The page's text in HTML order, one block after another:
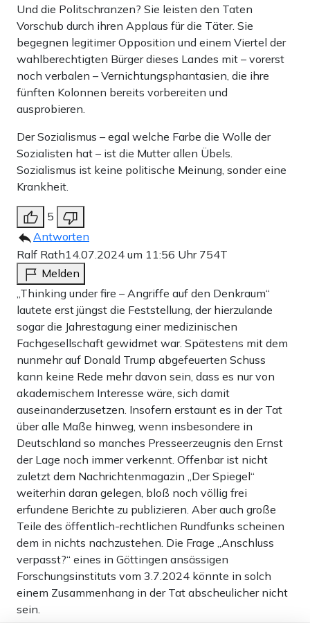
Und die Politschranzen? Sie leisten den Taten
Vorschub durch ihren Applaus für die Täter. Sie
begegnen legitimer Opposition und einem Viertel der
wahlberechtigten Bürger dieses Landes mit – vorerst
noch verbalen – Vernichtungsphantasien, die ihre
fünften Kolonnen bereits vorbereiten und
ausprobieren.
Der Sozialismus – egal welche Farbe die Wolle der
Sozialisten hat – ist die Mutter allen Übels.
Sozialismus ist keine politische Meinung, sonder eine
Krankheit.
5
Antworten
Ralf Rath14.07.2024 um 11:56 Uhr 754T
Melden
„Thinking under fire – Angriffe auf den Denkraum“
lautete erst jüngst die Feststellung, der hierzulande
sogar die Jahrestagung einer medizinischen
Fachgesellschaft gewidmet war. Spätestens mit dem
nunmehr auf Donald Trump abgefeuerten Schuss
kann keine Rede mehr davon sein, dass es nur von
akademischem Interesse wäre, sich damit
auseinanderzusetzen. Insofern erstaunt es in der Tat
über alle Maße hinweg, wenn insbesondere in
Deutschland so manches Presseerzeugnis den Ernst
der Lage noch immer verkennt. Offenbar ist nicht
zuletzt dem Nachrichtenmagazin „Der Spiegel“
weiterhin daran gelegen, bloß noch völlig frei
erfundene Berichte zu publizieren. Aber auch große
Teile des öffentlich-rechtlichen Rundfunks scheinen
dem in nichts nachzustehen. Die Frage „Anschluss
verpasst?“ eines in Göttingen ansässigen
Forschungsinstituts vom 3.7.2024 könnte in solch
einem Zusammenhang in der Tat abscheulicher nicht
sein.